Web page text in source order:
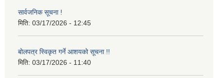
सार्वजनिक सूचना !
मिति: 03/17/2026 - 12:45
बोलपत्र स्विकृत गर्ने आशयको सूचना !!
मिति: 03/17/2026 - 11:40